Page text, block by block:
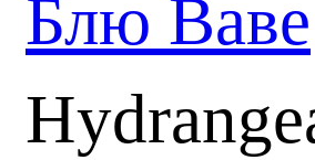
Блю Ваве